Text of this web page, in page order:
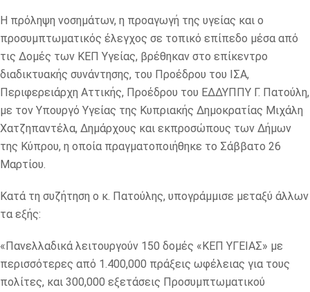
Η πρόληψη νοσημάτων, η προαγωγή της υγείας και ο
προσυμπτωματικός έλεγχος σε τοπικό επίπεδο μέσα από
τις Δομές των ΚΕΠ Υγείας, βρέθηκαν στο επίκεντρο
διαδικτυακής συνάντησης, του Προέδρου του ΙΣΑ,
Περιφερειάρχη Αττικής, Προέδρου του ΕΔΔΥΠΠΥ Γ. Πατούλη,
με τον Υπουργό Υγείας της Κυπριακής Δημοκρατίας Μιχάλη
Χατζηπαντέλα, Δημάρχους και εκπροσώπους των Δήμων
της Κύπρου, η οποία πραγματοποιήθηκε το Σάββατο 26
Μαρτίου.
Κατά τη συζήτηση ο κ. Πατούλης, υπογράμμισε μεταξύ άλλων
τα εξής:
«Πανελλαδικά λειτουργούν 150 δομές «ΚΕΠ ΥΓΕΙΑΣ» με
περισσότερες από 1.400,000 πράξεις ωφέλειας για τους
πολίτες, και 300,000 εξετάσεις Προσυμπτωματικού